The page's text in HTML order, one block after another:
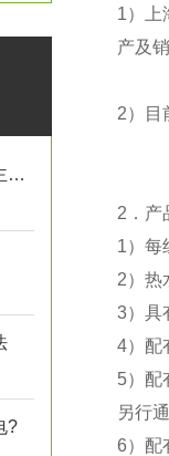
蓄热式电热水器逐渐成为市场上的主流产品
?
1）上
产及
2）目
2 ．
1）每
2）热
3）具
4）配
5）配
另行
6）配